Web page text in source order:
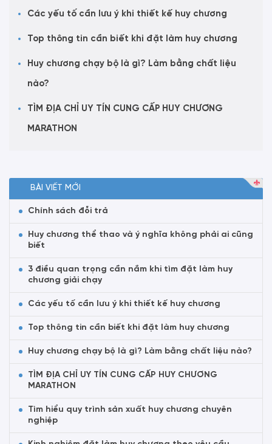
Các yếu tố cần lưu ý khi thiết kế huy chương
Top thông tin cần biết khi đặt làm huy chương
Huy chương chạy bộ là gì? Làm bằng chất liệu
nào?
TÌM ĐỊA CHỈ UY TÍN CUNG CẤP HUY CHƯƠNG
MARATHON
BÀI VIẾT MỚI
Chính sách đỗi trả
Huy chương thể thao và ý nghĩa không phải ai cũng
biết
3 điều quan trọng cần nắm khi tìm đặt làm huy
chương giải chạy
Các yếu tố cần lưu ý khi thiết kế huy chương
Top thông tin cần biết khi đặt làm huy chương
Huy chương chạy bộ là gì? Làm bằng chất liệu nào?
TÌM ĐỊA CHỈ UY TÍN CUNG CẤP HUY CHƯƠNG
MARATHON
Tìm hiểu quy trình sản xuất huy chương chuyên
nghiệp